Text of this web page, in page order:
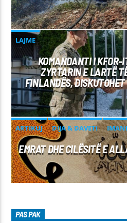
LAJME
KOMANDANTI I KFOR-
ZYRTARIN E LARTË
FINLANDËS,
ARTIKUJ DIJA & DAVETI
EMRAT DHE CILËSITË E
PAS PAK